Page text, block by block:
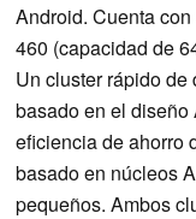
Android. Cuenta
460 (capacidad de
Un cluster rápido
basado en el diseño
eficiencia de ahorro
basado en núcleos
pequeños. Ambos